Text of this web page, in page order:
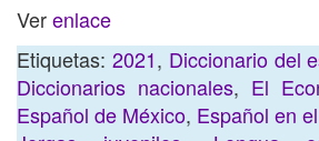
Verenlace
Etiquetas: 2021, Diccionario del
Diccionarios nacionales, El
Español de México, Español en